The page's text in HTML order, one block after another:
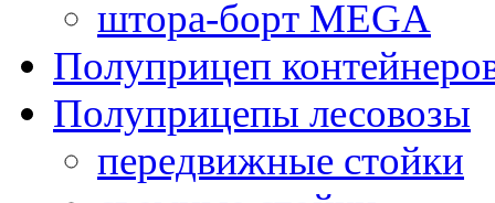
штора-борт MEGA
Полуприцеп
Полуприцепы лесовозы
передвижные стойки